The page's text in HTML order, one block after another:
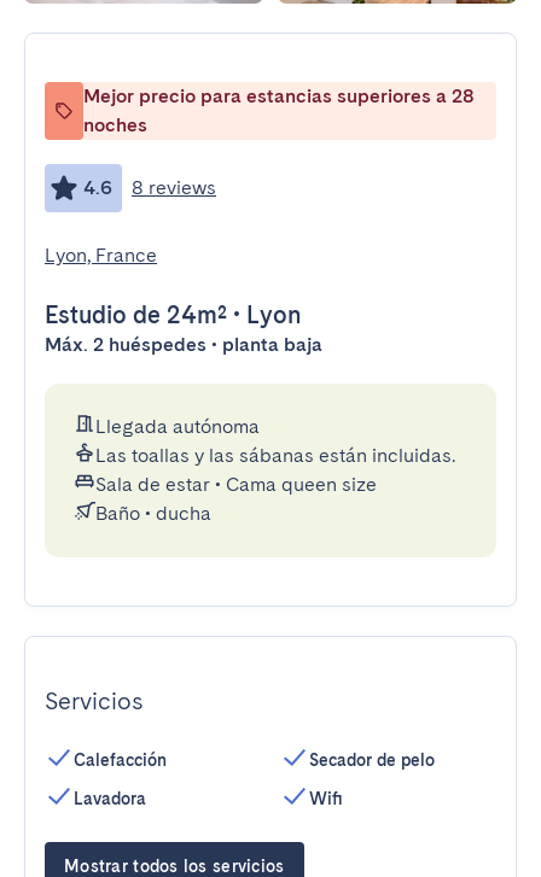
Mejor precio para estancias superiores a 28
noches
4.6 8 reviews
Lyon, France
Estudio de 24m² • Lyon
Máx. 2 huéspedes • planta baja
Llegada autónoma
Las toallas y las sábanas están incluidas.
Sala de estar • Cama queen size
Baño • ducha
Servicios
Calefacción
Lavadora
Secador de pelo
Wifi
Mostrar todos los servicios